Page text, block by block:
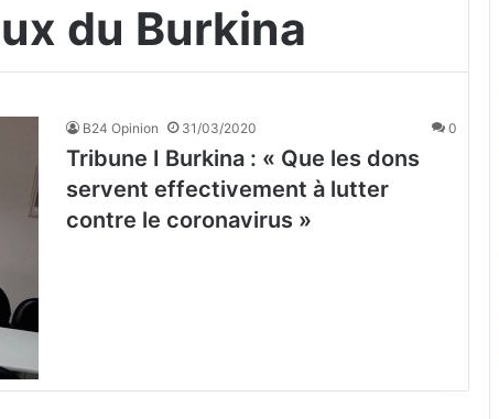
du Burkina
B24 Opinion 31/03/2020 0
Tribune I Burkina : « Que les dons
servent effectivement à lutter
contre le coronavirus »